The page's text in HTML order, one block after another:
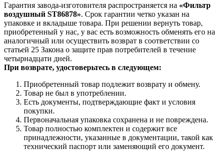
Гарантия завода-изготовителя распространяется на «Фильтр
воздушный ST86878». Срок гарантии четко указан на
упаковке и вкладыше товара. При решении вернуть товар,
приобретенный у нас, у вас есть возможность обменять его на
аналогичный или осуществить возврат в соответствии со
статьей 25 Закона о защите прав потребителей в течение
четырнадцати дней.
При возврате, удостоверьтесь в следующем:
Приобретенный товар подлежит возврату и обмену.
Товар не был в употреблении.
Есть документы, подтверждающие факт и условия
покупки.
Первоначальная упаковка сохранена и не повреждена.
Товар полностью комплектен и содержит все
принадлежности, указанные в документации, такой как
технический паспорт или заменяющий его документ.